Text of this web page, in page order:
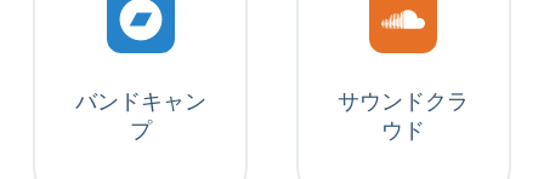
バンドキャン
プ
サウンドクラ
ウド